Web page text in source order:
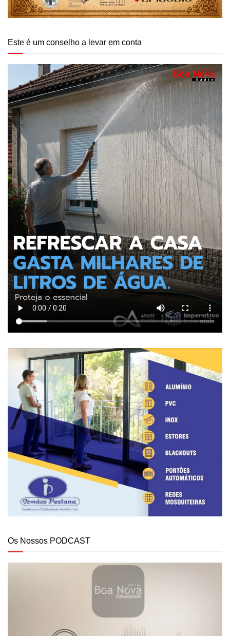
Este é um conselho a levar em conta
Os Nossos PODCAST